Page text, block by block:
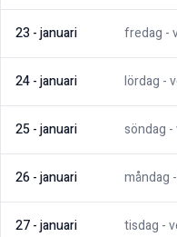
23 -januari fredag -
24-januari lördag -
25-januari söndag -
26-januari måndag
27-januari tisdag -